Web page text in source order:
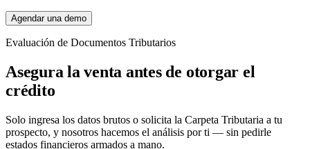
Agendar una demo
Evaluación de Documentos Tributarios
Asegura la venta antes de otorgar el
crédito
Solo ingresa los datos brutos o solicita la Carpeta Tributaria a tu
prospecto, y nosotros hacemos el análisis por ti — sin pedirle
estados financieros armados a mano.